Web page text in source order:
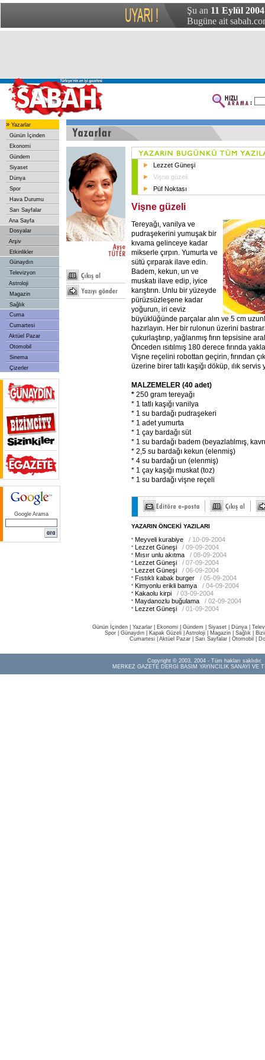
Şu an 11 Eylül
Bugüne ait
» Yazarlar
Günün İçinden
Ekonomi
Gündem
Siyaset
Dünya
Spor
Hava Durumu
Sarı Sayfalar
Ana Sayfa
Dosyalar
Arşiv
Etkinlikler
Günaydın
Televizyon
Astroloji
Magazin
Sağlık
Cuma
Cumartesi
Aktüel Pazar
Otomobil
Sinema
Çizerler
Google Arama
Lezzet Güneşi
Vişne güzeli
Püf Noktası
Vişne güzeli
Tereyağı, vanilya ve
pudraşekerini yumuşak bir
kıvama gelinceye kadar
mikserle çırpın. Yumurta ve
sütü çırparak ilave edin.
Badem, kekun, un ve
muskatı ilave edip, iyice
karıştırın. Unlu bir yüzeyde
pürüzsüzleşene kadar
yoğurun, iri ceviz
büyüklüğünde parçalar alın ve 5 cm
hazırlayın. Her bir rulonun üzerini
çukurlaştırıp, yağlanmış fırın tepsisine
Önceden ısıtılmış 180 derece fırında
Vişne reçelini robottan geçirin, fırından
üzerine birer tatlı kaşığı döküp, ılık servis
MALZEMELER (40 adet)
* 250 gram tereyağı
* 1 tatlı kaşığı vanilya
* 1 su bardağı pudraşekeri
* 1 adet yumurta
* 1 çay bardağı süt
* 1 su bardağı badem (beyazlatılmış,
* 2,5 su bardağı kekun (elenmiş)
* 4 su bardağı un (elenmiş)
* 1 çay kaşığı muskat (toz)
* 1 su bardağı vişne reçeli
YAZARIN ÖNCEKİ YAZILARI
Meyveli kurabiye
/ 10-09-2004
Lezzet Güneşi
/ 09-09-2004
Mısır unlu akıtma
/ 08-09-2004
Lezzet Güneşi
/ 07-09-2004
Lezzet Güneşi
/ 06-09-2004
Fıstıklı kabak burger
/ 05-09-2004
Kimyonlu erikli bamya
/ 04-09-2004
Kakaolu kirpi
/ 03-09-2004
Maydanozlu buğulama
/ 02-09-2004
Lezzet Güneşi
/ 01-09-2004
Günün İçinden Yazarlar Ekonomi Gündem Siyaset Dünya |
Spor
Günaydın Kapak Güzeli Astroloji Magazin Sağlık
Cumartesi| Aktüel Pazar| Sarı Sayfalar| Otomobil
Copyright © 2003, 2004 - Tüm hakları saklıdır.
MERKEZ GAZETE DERGİ BASIM YAYINCILIK SANAYİ VE